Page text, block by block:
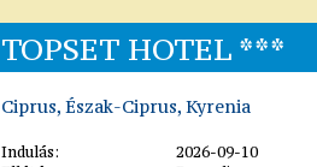
TOPSET HOTEL ***
Ciprus, Észak-Ciprus, Kyrenia
Indulás:
2026-09-10